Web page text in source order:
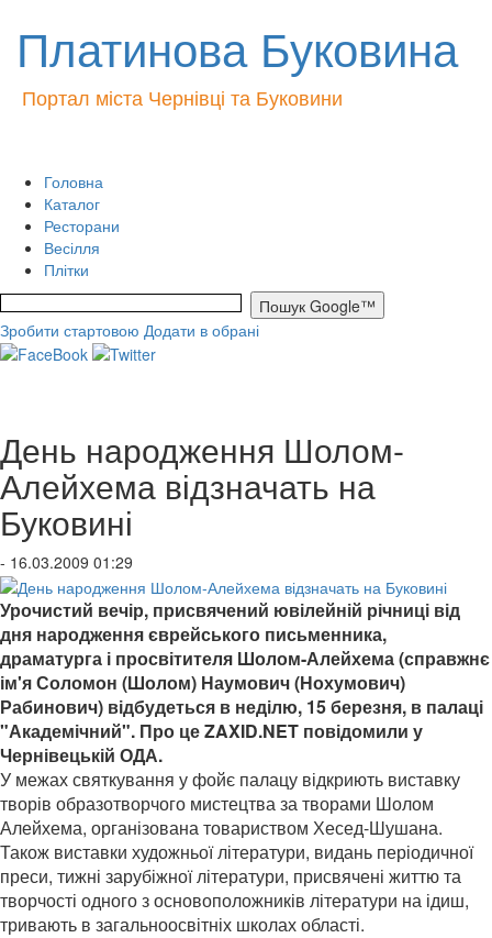
Платинова Буковина
Портал міста Чернівці та Буковини
Головна
Каталог
Ресторани
Весілля
Плітки
Зробити стартовою Додати в обрані
День народження Шолом-
Алейхема відзначать на
Буковині
- 16.03.2009 01:29
Урочистий вечір, присвячений ювілейній річниці від
дня народження єврейського письменника,
драматурга і просвітителя Шолом-Алейхема (справжнє
ім'я Соломон (Шолом) Наумович (Нохумович)
Рабинович) відбудеться в неділю, 15 березня, в палаці
"Академічний". Про це ZAXID.NET повідомили у
Чернівецькій ОДА.
У межах святкування у фойє палацу відкриють виставку
творів образотворчого мистецтва за творами Шолом
Алейхема, організована товариством Хесед-Шушана.
Також виставки художньої літератури, видань періодичної
преси, тижні зарубіжної літератури, присвячені життю та
творчості одного з основоположників літератури на ідиш,
тривають в загальноосвітніх школах області.